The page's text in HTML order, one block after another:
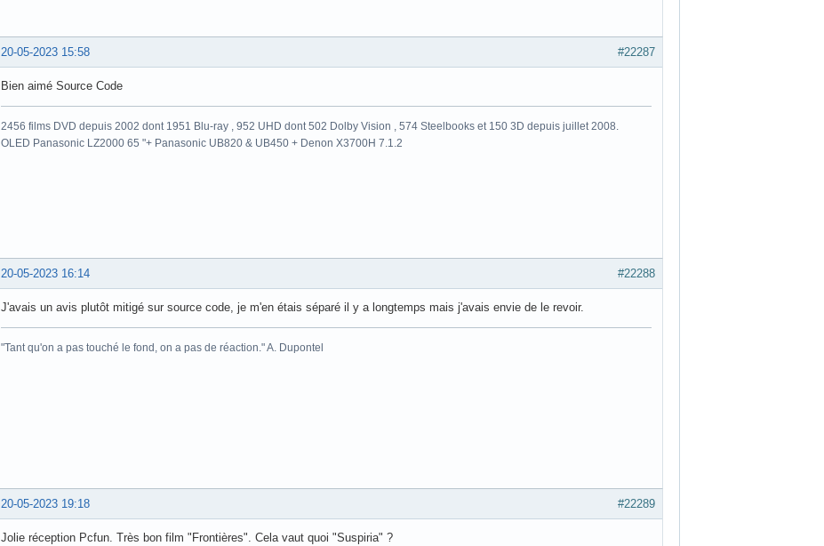
#22287
20-05-2023 15:58
Bien aimé Source Code
2456 films DVD depuis 2002 dont 1951 Blu-ray , 952 UHD dont 502 Dolby Vision , 574 Steelbooks et 150 3D depuis juillet 2008.
OLED Panasonic LZ2000 65 "+ Panasonic UB820 & UB450 + Denon X3700H 7.1.2
#22288
20-05-2023 16:14
J'avais un avis plutôt mitigé sur source code, je m'en étais séparé il y a longtemps mais j'avais envie de le revoir.
"Tant qu'on a pas touché le fond, on a pas de réaction." A. Dupontel
#22289
20-05-2023 19:18
Jolie réception Pcfun. Très bon film "Frontières". Cela vaut quoi "Suspiria" ?